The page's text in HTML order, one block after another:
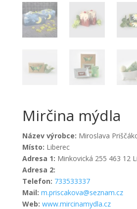
Mirčina mýdla
Název výrobce: Miroslava
Místo: Liberec
Adresa 1: Minkovická 255 463 12
Adresa 2:
Telefon: 733533337
Mail: m.priscakova@seznam.cz
Web: www.mircinamydla.cz